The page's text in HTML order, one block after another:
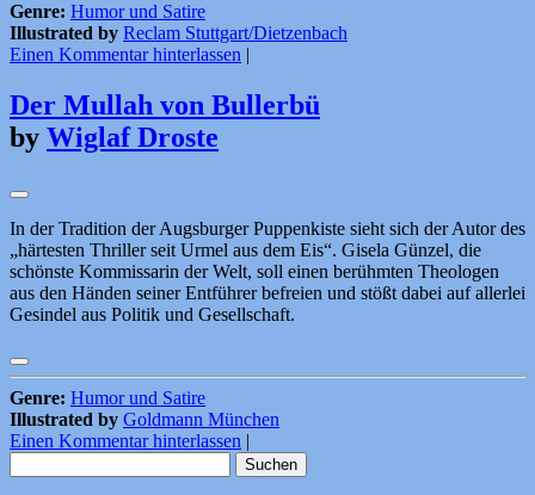
Genre: Humor und Satire
Illustrated by Reclam Stuttgart/Dietzenbach
Einen Kommentar hinterlassen |
Der Mullah von Bullerbü
by Wiglaf Droste
In der Tradition der Augsburger Puppenkiste sieht sich der Autor des
„härtesten Thriller seit Urmel aus dem Eis“. Gisela Günzel, die
schönste Kommissarin der Welt, soll einen berühmten Theologen
aus den Händen seiner Entführer befreien und stößt dabei auf allerlei
Gesindel aus Politik und Gesellschaft.
Genre: Humor und Satire
Illustrated by Goldmann München
Einen Kommentar hinterlassen |
nach: